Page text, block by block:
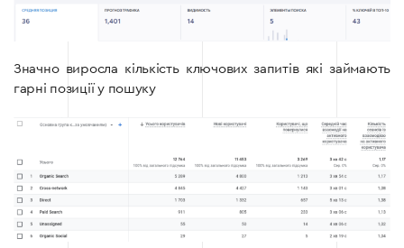
Значно виросла кількість ключових запитів які займають
гарні позиції у пошуку